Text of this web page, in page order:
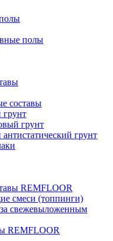
полы
составы
грунт
грунт
REMFLOOR
смеси (топпинги)
свежевыложенным
REMFLOOR